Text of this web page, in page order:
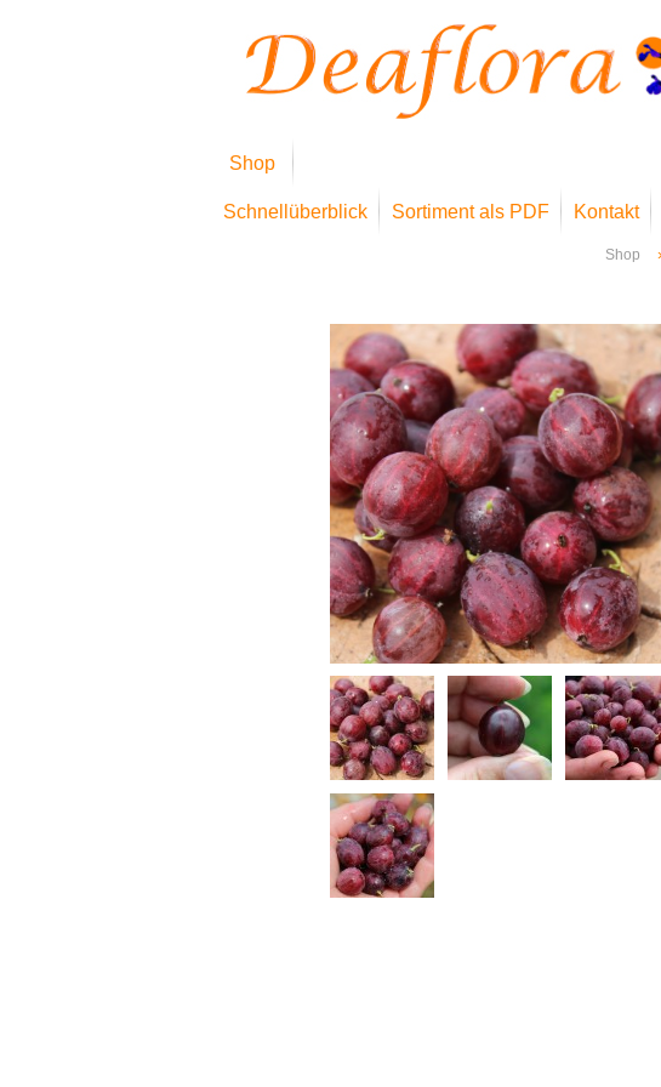
Shop
Schnellüberblick Sortiment als PDF Kontakt
Shop